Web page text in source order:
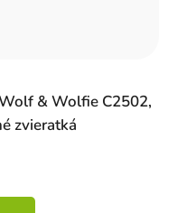
& Wolfie C2502,
zvieratká